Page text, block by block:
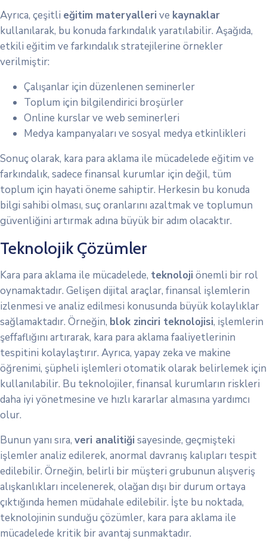
Ayrıca, çeşitli eğitim materyalleri ve kaynaklar
kullanılarak, bu konuda farkındalık yaratılabilir. Aşağıda,
etkili eğitim ve farkındalık stratejilerine örnekler
verilmiştir:
Çalışanlar için düzenlenen seminerler
Toplum için bilgilendirici broşürler
Online kurslar ve web seminerleri
Medya kampanyaları ve sosyal medya etkinlikleri
Sonuç olarak, kara para aklama ile mücadelede eğitim ve
farkındalık, sadece finansal kurumlar için değil, tüm
toplum için hayati öneme sahiptir. Herkesin bu konuda
bilgi sahibi olması, suç oranlarını azaltmak ve toplumun
güvenliğini artırmak adına büyük bir adım olacaktır.
Teknolojik Çözümler
Kara para aklama ile mücadelede, teknoloji önemli bir rol
oynamaktadır. Gelişen dijital araçlar, finansal işlemlerin
izlenmesi ve analiz edilmesi konusunda büyük kolaylıklar
sağlamaktadır. Örneğin, blok zinciri teknolojisi, işlemlerin
şeffaflığını artırarak, kara para aklama faaliyetlerinin
tespitini kolaylaştırır. Ayrıca, yapay zeka ve makine
öğrenimi, şüpheli işlemleri otomatik olarak belirlemek için
kullanılabilir. Bu teknolojiler, finansal kurumların riskleri
daha iyi yönetmesine ve hızlı kararlar almasına yardımcı
olur.
Bunun yanı sıra, veri analitiği sayesinde, geçmişteki
işlemler analiz edilerek, anormal davranış kalıpları tespit
edilebilir. Örneğin, belirli bir müşteri grubunun alışveriş
alışkanlıkları incelenerek, olağan dışı bir durum ortaya
çıktığında hemen müdahale edilebilir. İşte bu noktada,
teknolojinin sunduğu çözümler, kara para aklama ile
mücadelede kritik bir avantaj sunmaktadır.